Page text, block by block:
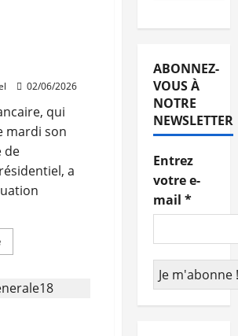
02/06/2026
qui
mardi son
de
a
En
savoir
BPCE
anticipe
Alpes
Lyon
ABONNEZ-
VOUS À
NOTRE
NEWSLETTER
Entrez
votre e-
mail *